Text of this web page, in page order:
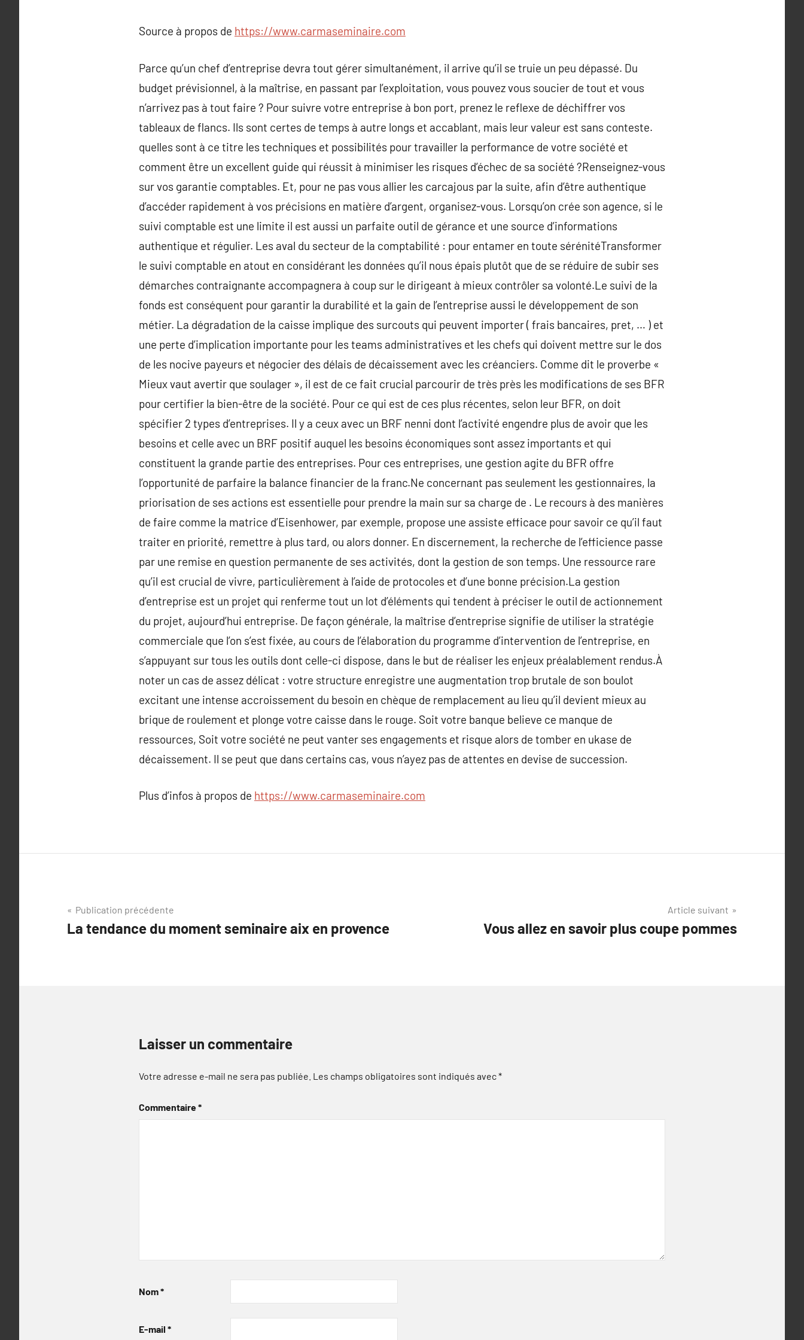
Source à propos de https://www.carmaseminaire.com
Parce qu’un chef d’entreprise devra tout gérer simultanément, il arrive qu’il se truie un peu dépassé. Du
budget prévisionnel, à la maîtrise, en passant par l’exploitation, vous pouvez vous soucier de tout et vous
n’arrivez pas à tout faire ? Pour suivre votre entreprise à bon port, prenez le reflexe de déchiffrer vos
tableaux de flancs. Ils sont certes de temps à autre longs et accablant, mais leur valeur est sans conteste.
quelles sont à ce titre les techniques et possibilités pour travailler la performance de votre société et
comment être un excellent guide qui réussit à minimiser les risques d’échec de sa société ?Renseignez-vous
sur vos garantie comptables. Et, pour ne pas vous allier les carcajous par la suite, afin d’être authentique
d’accéder rapidement à vos précisions en matière d’argent, organisez-vous. Lorsqu’on crée son agence, si le
suivi comptable est une limite il est aussi un parfaite outil de gérance et une source d’informations
authentique et régulier. Les aval du secteur de la comptabilité : pour entamer en toute sérénitéTransformer
le suivi comptable en atout en considérant les données qu’il nous épais plutôt que de se réduire de subir ses
démarches contraignante accompagnera à coup sur le dirigeant à mieux contrôler sa volonté.Le suivi de la
fonds est conséquent pour garantir la durabilité et la gain de l’entreprise aussi le développement de son
métier. La dégradation de la caisse implique des surcouts qui peuvent importer ( frais bancaires, pret, … ) et
une perte d’implication importante pour les teams administratives et les chefs qui doivent mettre sur le dos
de les nocive payeurs et négocier des délais de décaissement avec les créanciers. Comme dit le proverbe «
Mieux vaut avertir que soulager », il est de ce fait crucial parcourir de très près les modifications de ses BFR
pour certifier la bien-être de la société. Pour ce qui est de ces plus récentes, selon leur BFR, on doit
spécifier 2 types d’entreprises. Il y a ceux avec un BRF nenni dont l’activité engendre plus de avoir que les
besoins et celle avec un BRF positif auquel les besoins économiques sont assez importants et qui
constituent la grande partie des entreprises. Pour ces entreprises, une gestion agite du BFR offre
l’opportunité de parfaire la balance financier de la franc.Ne concernant pas seulement les gestionnaires, la
priorisation de ses actions est essentielle pour prendre la main sur sa charge de . Le recours à des manières
de faire comme la matrice d’Eisenhower, par exemple, propose une assiste efficace pour savoir ce qu’il faut
traiter en priorité, remettre à plus tard, ou alors donner. En discernement, la recherche de l’efficience passe
par une remise en question permanente de ses activités, dont la gestion de son temps. Une ressource rare
qu’il est crucial de vivre, particulièrement à l’aide de protocoles et d’une bonne précision.La gestion
d’entreprise est un projet qui renferme tout un lot d’éléments qui tendent à préciser le outil de actionnement
du projet, aujourd’hui entreprise. De façon générale, la maîtrise d’entreprise signifie de utiliser la stratégie
commerciale que l’on s’est fixée, au cours de l’élaboration du programme d’intervention de l’entreprise, en
s’appuyant sur tous les outils dont celle-ci dispose, dans le but de réaliser les enjeux préalablement rendus.À
noter un cas de assez délicat : votre structure enregistre une augmentation trop brutale de son boulot
excitant une intense accroissement du besoin en chèque de remplacement au lieu qu’il devient mieux au
brique de roulement et plonge votre caisse dans le rouge. Soit votre banque believe ce manque de
ressources, Soit votre société ne peut vanter ses engagements et risque alors de tomber en ukase de
décaissement. Il se peut que dans certains cas, vous n’ayez pas de attentes en devise de succession.
Plus d’infos à propos de https://www.carmaseminaire.com
Navigation
de
Publication précédente
La tendance du moment seminaire aix en provence
Article suivant
Vous allez en savoir plus coupe pommes
Laisser un commentaire
Votre adresse e-mail ne sera pas publiée. Les champs obligatoires sont indiqués avec*
Commentaire*
Nom*
E-mail *